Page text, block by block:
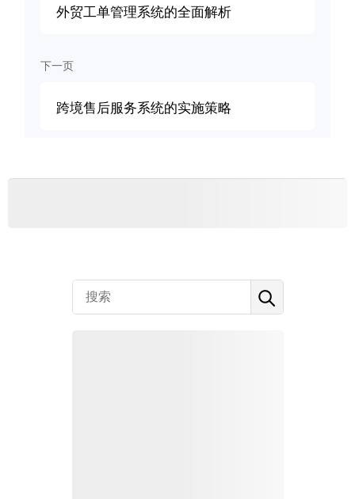
外贸工单管理系统的全面解析
下一页
跨境售后服务系统的实施策略